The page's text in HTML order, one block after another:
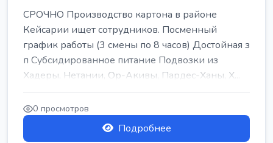
СРОЧНО Производство картона в районе
Кейсарии ищет сотрудников. Посменный
график работы (3 смены по 8 часов) Достойная з
п Субсидированное питание Подвозки из
Хадеры, Нетании, Ор-Акивы, Пардес-Ханы, Х...
0 просмотров
Подробнее